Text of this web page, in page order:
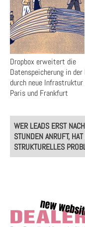
Dropbox erweitert die
Datenspeicherung in der
durch neue Infrastruktur
Paris und Frankfurt
Post
navigation
WER LEADS ERST
STUNDEN ANRUFT,
STRUKTURELLES